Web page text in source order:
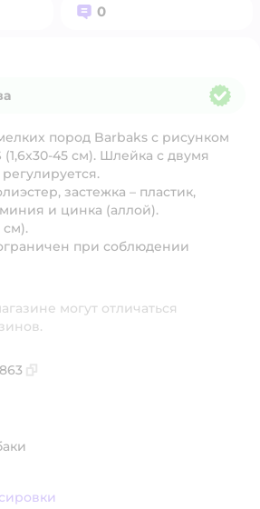
Вопросов:
0
пород Barbaks с рисунком
45 см). Шлейка с двумя
застежка – пластик,
и цинка (аллой).
см).
при соблюдении
могут отличаться